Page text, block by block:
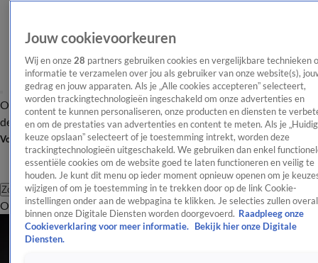
OverzichtAfleveringen Entertainment TV Algemeen
Tip
de redactieNieuwsbrief
Volg Shownieuws
Zoeken
OverzichtEntertainmentSpraakmakendRealityCrimeVideo's
Jouw cookievoorkeuren
Wij en onze 28 partners gebruiken cookies en vergelijkbare technieken
informatie te verzamelen over jou als gebruiker van onze website(s),
gedrag en jouw apparaten. Als je „Alle cookies accepteren” selecteert,
worden trackingtechnologieën ingeschakeld om onze advertenties en
content te kunnen personaliseren, onze producten en diensten te
en om de prestaties van advertenties en content te meten. Als je
keuze opslaan” selecteert of je toestemming intrekt, worden deze
trackingtechnologieën uitgeschakeld. We gebruiken dan enkel
essentiële cookies om de website goed te laten functioneren en veilig te
houden. Je kunt dit menu op ieder moment opnieuw openen om je
wijzigen of om je toestemming in te trekken door op de link Cookie-
instellingen onder aan de webpagina te klikken. Je selecties zullen overal
binnen onze Digitale Diensten worden doorgevoerd. Raadpleeg onze
Cookieverklaring voor meer informatie.
Bekijk hier onze Digitale
Diensten.